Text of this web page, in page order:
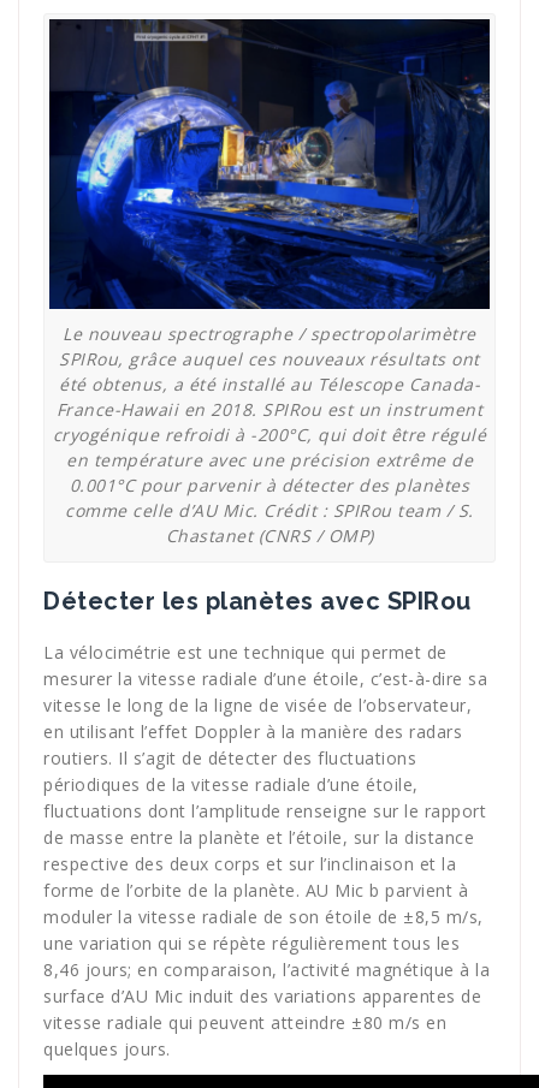
Le nouveau spectrographe / spectropolarimètre
SPIRou, grâce auquel ces nouveaux résultats ont
été obtenus, a été installé au Télescope Canada-
France-Hawaii en 2018. SPIRou est un instrument
cryogénique refroidi à -200°C, qui doit être régulé
en température avec une précision extrême de
0.001°C pour parvenir à détecter des planètes
comme celle d’AU Mic. Crédit : SPIRou team / S.
Chastanet (CNRS / OMP)
Détecter les planètes avec SPIRou
La vélocimétrie est une technique qui permet de
mesurer la vitesse radiale d’une étoile, c’est-à-dire sa
vitesse le long de la ligne de visée de l’observateur,
en utilisant l’effet Doppler à la manière des radars
routiers. Il s’agit de détecter des fluctuations
périodiques de la vitesse radiale d’une étoile,
fluctuations dont l’amplitude renseigne sur le rapport
de masse entre la planète et l’étoile, sur la distance
respective des deux corps et sur l’inclinaison et la
forme de l’orbite de la planète. AU Mic b parvient à
moduler la vitesse radiale de son étoile de ±8,5 m/s,
une variation qui se répète régulièrement tous les
8,46 jours; en comparaison, l’activité magnétique à la
surface d’AU Mic induit des variations apparentes de
vitesse radiale qui peuvent atteindre ±80 m/s en
quelques jours.